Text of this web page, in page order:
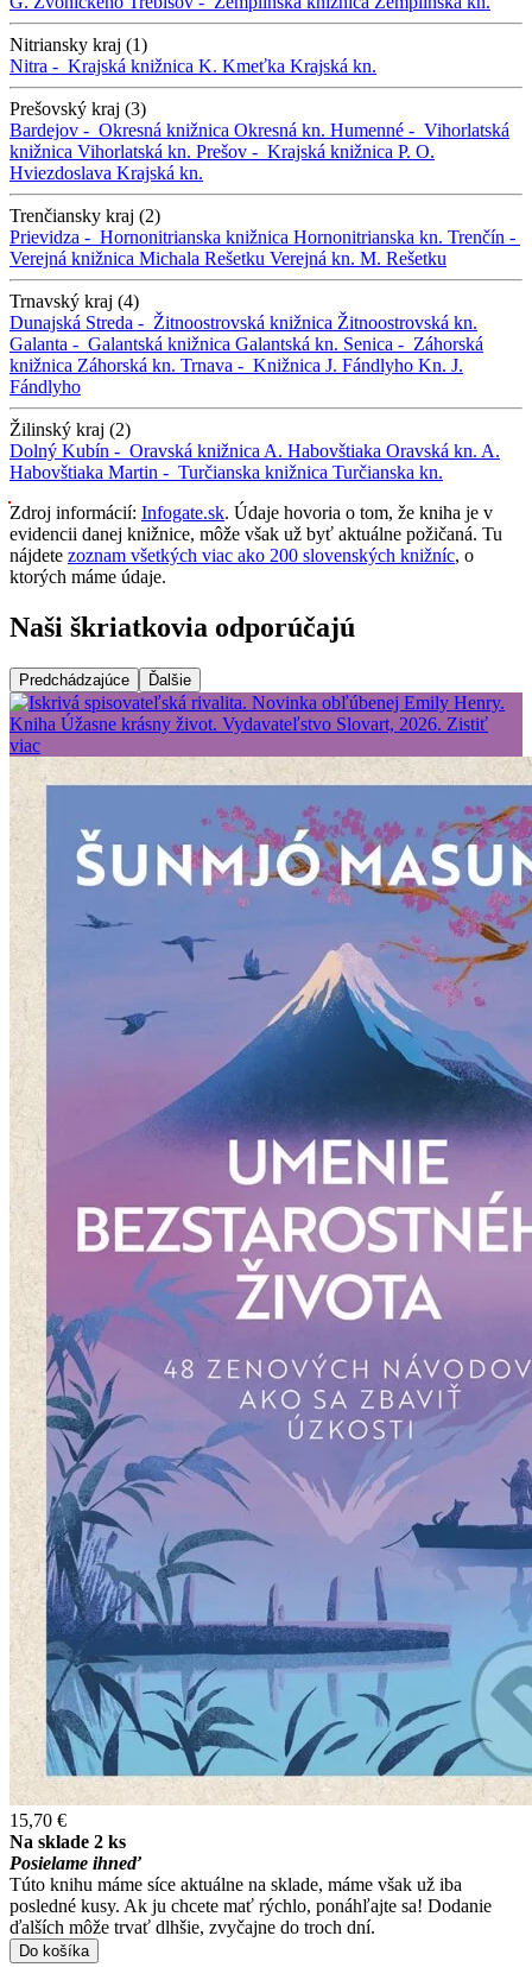
Nitriansky kraj (1)
Nitra - Krajská knižnica K. Kmeťka Krajská kn.
Prešovský kraj (3)
Bardejov - Okresná knižnica Okresná kn. Humenné - Vihorlatská
knižnica Vihorlatská kn. Prešov - Krajská knižnica P. O.
Hviezdoslava Krajská kn.
Trenčiansky kraj (2)
Prievidza - Hornonitrianska knižnica Hornonitrianska kn. Trenčín -
Verejná knižnica Michala Rešetku Verejná kn. M. Rešetku
Trnavský kraj (4)
Dunajská Streda - Žitnoostrovská knižnica Žitnoostrovská kn.
Galanta - Galantská knižnica Galantská kn. Senica - Záhorská
knižnica Záhorská kn. Trnava - Knižnica J. Fándlyho Kn. J.
Fándlyho
Žilinský kraj (2)
Dolný Kubín - Oravská knižnica A. Habovštiaka Oravská kn. A.
Habovštiaka Martin - Turčianska knižnica Turčianska kn.
Zdroj informácií: Infogate.sk. Údaje hovoria o tom, že kniha je v
evidencii danej knižnice, môže však už byť aktuálne požičaná. Tu
nájdete zoznam všetkých viac ako 200 slovenských knižníc, o
ktorých máme údaje.
Naši škriatkovia odporúčajú
Predchádzajúce Ďalšie
15,70 €
Na sklade 2 ks
Posielame ihneď
Túto knihu máme síce aktuálne na sklade, máme však už iba
posledné kusy. Ak ju chcete mať rýchlo, ponáhľajte sa! Dodanie
ďalších môže trvať dlhšie, zvyčajne do troch dní.
Do košíka